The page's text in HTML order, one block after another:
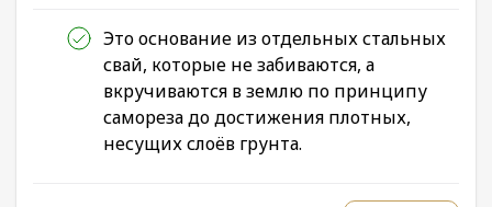
Это основание из отдельных стальных
свай, которые не забиваются, а
вкручиваются в землю по принципу
самореза до достижения плотных,
несущих слоёв грунта.